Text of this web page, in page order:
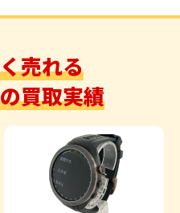
売れる
買取実績